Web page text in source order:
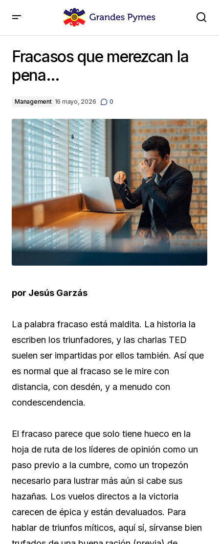
Fracasos que merezcan la
pena…
Management 16 mayo, 2026 0
por Jesús Garzás
La palabra fracaso está maldita. La historia la
escriben los triunfadores, y las charlas TED
suelen ser impartidas por ellos también. Así que
es normal que al fracaso se le mire con
distancia, con desdén, y a menudo con
condescendencia.
El fracaso parece que solo tiene hueco en la
hoja de ruta de los líderes de opinión como un
paso previo a la cumbre, como un tropezón
necesario para lustrar más aún si cabe sus
hazañas. Los vuelos directos a la victoria
carecen de épica y están devaluados. Para
hablar de triunfos míticos, aquí sí, sírvanse bien